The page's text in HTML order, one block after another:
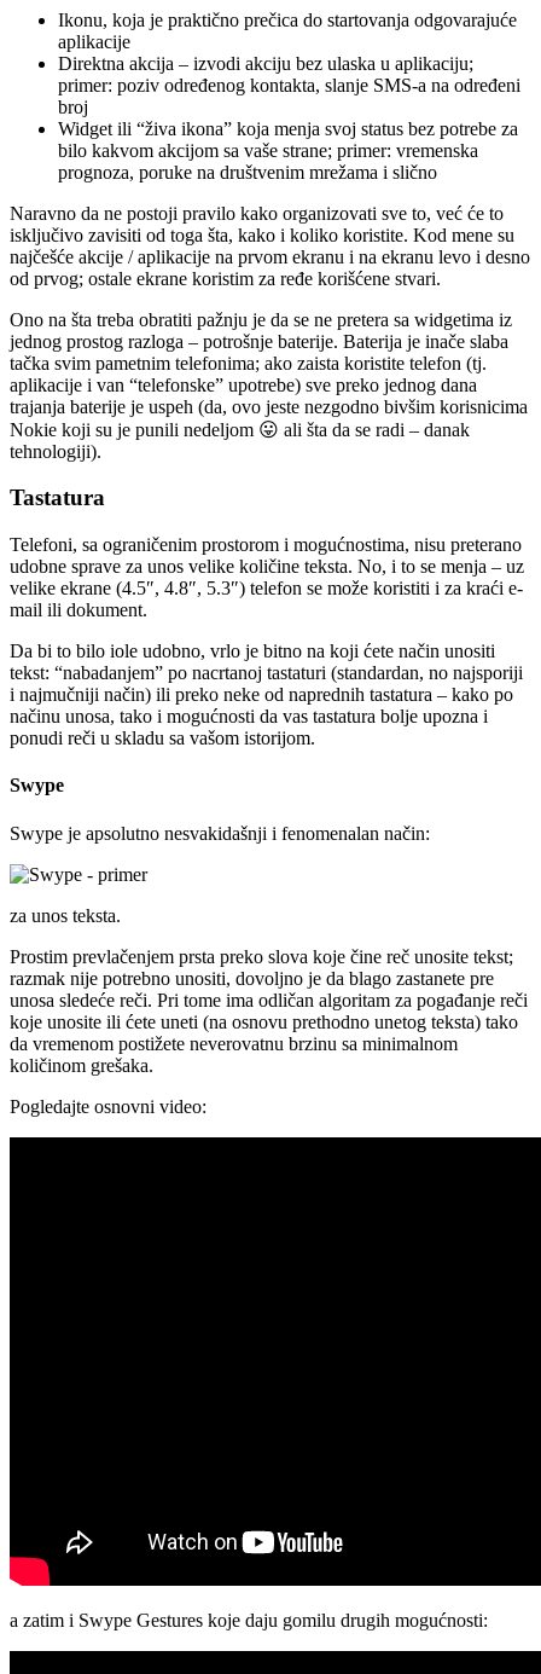
Ikonu, koja je praktično prečica do startovanja odgovarajuće
aplikacije
Direktna akcija – izvodi akciju bez ulaska u aplikaciju;
primer: poziv određenog kontakta, slanje SMS-a na određeni
broj
Widget ili “živa ikona” koja menja svoj status bez potrebe za
bilo kakvom akcijom sa vaše strane; primer: vremenska
prognoza, poruke na društvenim mrežama i slično
Naravno da ne postoji pravilo kako organizovati sve to, već će to
isključivo zavisiti od toga šta, kako i koliko koristite. Kod mene su
najčešće akcije / aplikacije na prvom ekranu i na ekranu levo i desno
od prvog; ostale ekrane koristim za ređe korišćene stvari.
Ono na šta treba obratiti pažnju je da se ne pretera sa widgetima iz
jednog prostog razloga – potrošnje baterije. Baterija je inače slaba
tačka svim pametnim telefonima; ako zaista koristite telefon (tj.
aplikacije i van “telefonske” upotrebe) sve preko jednog dana
trajanja baterije je uspeh (da, ovo jeste nezgodno bivšim korisnicima
Nokie koji su je punili nedeljom 😛 ali šta da se radi – danak
tehnologiji).
Tastatura
Telefoni, sa ograničenim prostorom i mogućnostima, nisu preterano
udobne sprave za unos velike količine teksta. No, i to se menja – uz
velike ekrane (4.5″, 4.8″, 5.3″) telefon se može koristiti i za kraći e-
mail ili dokument.
Da bi to bilo iole udobno, vrlo je bitno na koji ćete način unositi
tekst: “nabadanjem” po nacrtanoj tastaturi (standardan, no najsporiji
i najmučniji način) ili preko neke od naprednih tastatura – kako po
načinu unosa, tako i mogućnosti da vas tastatura bolje upozna i
ponudi reči u skladu sa vašom istorijom.
Swype
Swype je apsolutno nesvakidašnji i fenomenalan način:
za unos teksta.
Prostim prevlačenjem prsta preko slova koje čine reč unosite tekst;
razmak nije potrebno unositi, dovoljno je da blago zastanete pre
unosa sledeće reči. Pri tome ima odličan algoritam za pogađanje reči
koje unosite ili ćete uneti (na osnovu prethodno unetog teksta) tako
da vremenom postižete neverovatnu brzinu sa minimalnom
količinom grešaka.
Pogledajte osnovni video:
a zatim i Swype Gestures koje daju gomilu drugih mogućnosti: